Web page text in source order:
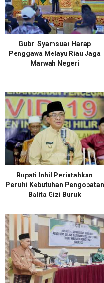
Gubri Syamsuar Harap
Penggawa Melayu Riau Jaga
Marwah Negeri
Bupati Inhil Perintahkan
Penuhi Kebutuhan Pengobatan
Balita Gizi Buruk